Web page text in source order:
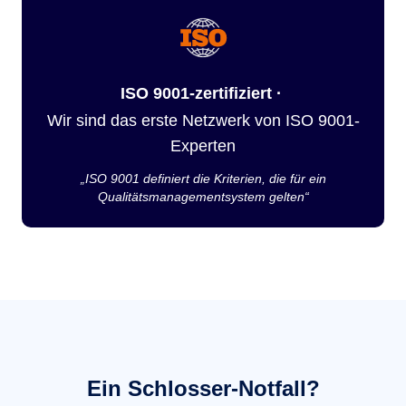
ISO 9001-zertifiziert ·
Wir sind das erste Netzwerk von ISO 9001-
Experten
„ISO 9001 definiert die Kriterien, die für ein
Qualitätsmanagementsystem gelten“
Ein Schlosser-Notfall?